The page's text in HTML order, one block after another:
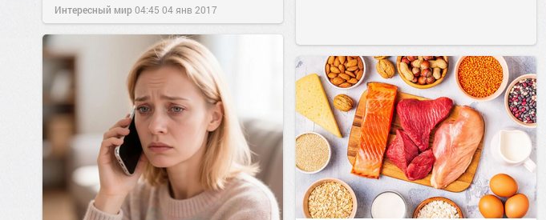
Интересный мир04:45 04 янв 2017